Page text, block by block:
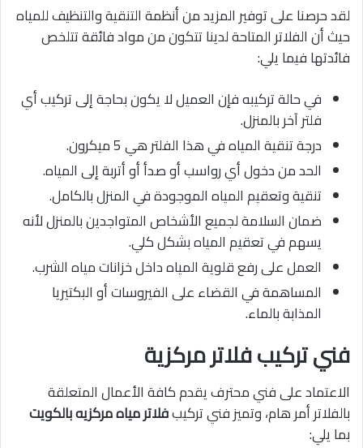
لقد حرصنا على توفير المزيد من أنظمة التنقية والتنظيف للمياه
حيث أن الفلاتر المتاحة لدينا تتكون من مواد فائقة تتلخص
فائدتها فيما يلي:
في حالة تركيبه فإن العميل لا يكون بحاجة إلى تركيب أي
فلتر آخر بالمنزل.
درجة تنقية المياه في هذا الفلتر هي 5 ميكرون.
الحد من دخول أي رواسب أو صدأ أو أتربة إلى المياه.
تنقية وتعقيم المياه الموجودة في المنزل بالكامل.
ضمان السلامة لجميع الأشخاص المتواجدين بالمنزل لأنه
يسهم في تعقيم المياه بشكل كلي.
العمل على رفع قلوية المياه داخل خزانات مياه الشرب.
المساهمة في القضاء على الفيروسات أو البكتيريا
المذابة بالماء.
فني تركيب فلاتر مركزية
الاعتماد على فني محترف يقدم كافة الأعمال المتعلقة
بالفلاتر أمر هام، وتميز فني تركيبفلاتر مياه مركزيه بالكويت
بما يلي: